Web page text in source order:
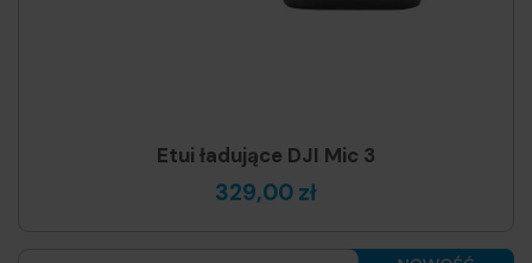
Etui ładujące DJI Mic 3
329,00 zł